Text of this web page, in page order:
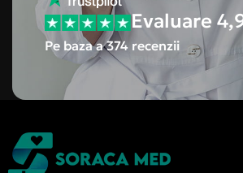
Evaluare
Pe baza a 374 recenzii